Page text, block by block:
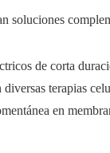
soluciones
de corta
terapias
en